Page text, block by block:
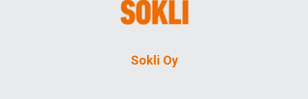
Sokli Oy